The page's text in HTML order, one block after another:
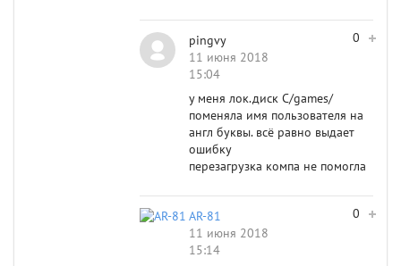
0
pingvy
11 июня 2018
15:04
у меня лок.диск С/games/
поменяла имя пользователя на
англ буквы. всё равно выдает
ошибку
перезагрузка компа не помогла
0
AR-81
11 июня 2018
15:14